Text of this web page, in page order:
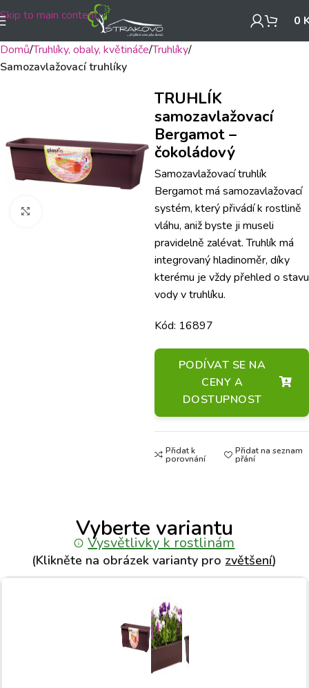
Skip to main content 0
Domů Truhlíky, obaly, květináče Truhlíky
Samozavlažovací truhlíky
TRUHLÍK
samozavlažovací
Bergamot –
čokoládový
Samozavlažovací truhlík
Bergamot má samozavlažovací
systém, který přivádí k rostlině
vláhu, aniž byste ji museli
pravidelně zalévat. Truhlík má
integrovaný hladinoměr, díky
kterému je vždy přehled o stavu
vody v truhlíku.
Kód: 16897
PODÍVAT SE NA
CENY A
DOSTUPNOST
Přidat k
porovnání
Přidat na seznam
přání
Vyberte variantu
Vysvětlivky k rostlinám
(Klikněte na obrázek varianty pro zvětšení)